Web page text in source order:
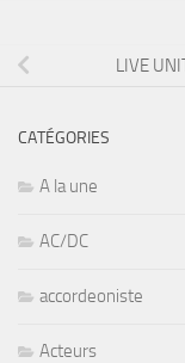
LIVE
CATÉGORIES
A la une
AC/DC
accordeoniste
Acteurs